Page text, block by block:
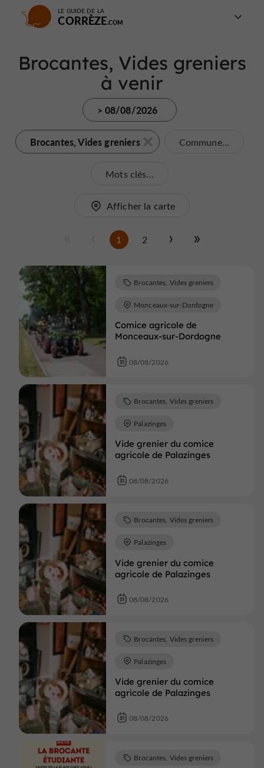
LE GUIDE DE LA
CORRÈZE
Brocantes, Vides greniers
à venir
> 08/08/2026
Brocantes, Vides greniers Commune...
Mots clés...
Afficher la carte
1 2
Comice agricole de
Monceaux-sur-Dordogne
Brocantes, Vides greniers
Monceaux-sur-Dordogne
08/08/2026
Vide grenier du comice
agricole de Palazinges
Brocantes, Vides greniers
Palazinges
08/08/2026
Vide grenier du comice
agricole de Palazinges
Brocantes, Vides greniers
Palazinges
08/08/2026
Vide grenier du comice
agricole de Palazinges
Brocantes, Vides greniers
Palazinges
08/08/2026
Brocantes, Vides greniers